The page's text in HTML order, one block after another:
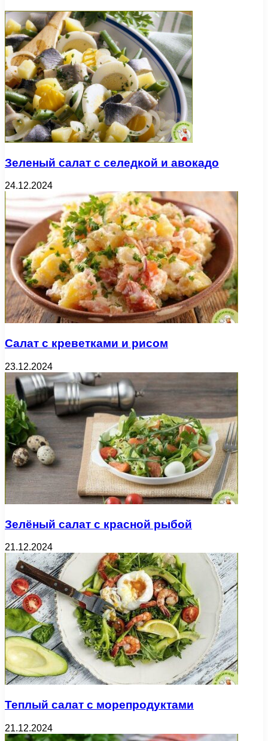
Зеленый салат с селедкой и авокадо
24.12.2024
Салат с креветками и рисом
23.12.2024
Зелёный салат с красной рыбой
21.12.2024
Теплый салат с морепродуктами
21.12.2024